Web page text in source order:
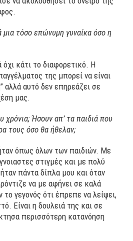
μια τόσο επώνυμη γυναίκα όσο η
όχι κάτι το διαφορετικό. Η
της μπορεί να είναι
αλλά αυτό δεν επηρεάζει σε
μας.
χρόνια; Ήσουν απ’ τα παιδιά που
τους όσο θα ήθελαν;
όπως όλων των παιδιών. Με
στιγμές και με πολύ
πάντα δίπλα μου και όταν
να με αφήνει σε καλά
το γεγονός ότι έπρεπε να λείψει,
Είναι η δουλειά της και σε
περισσότερη κατανόηση